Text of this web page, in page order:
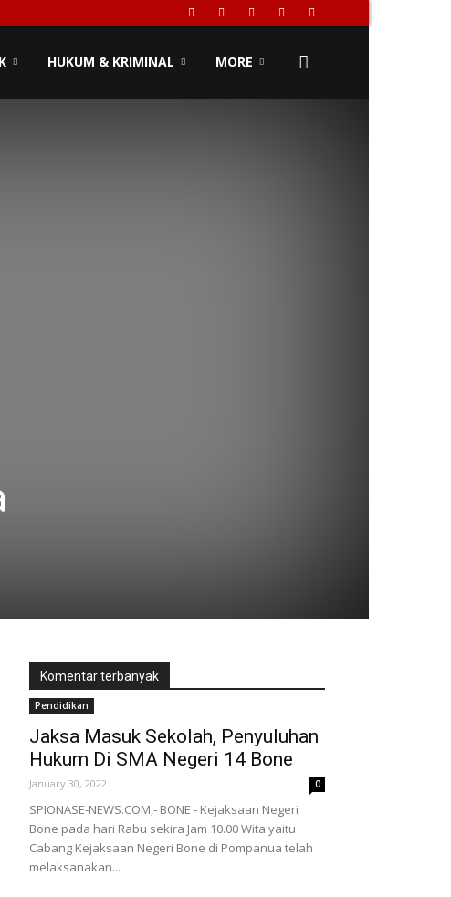
HUKUM & KRIMINAL MORE
Komentar terbanyak
Pendidikan
Jaksa Masuk Sekolah, Penyuluhan
Hukum Di SMA Negeri 14 Bone
January 30, 2022 0
SPIONASE-NEWS.COM,- BONE - Kejaksaan Negeri
Bone pada hari Rabu sekira Jam 10.00 Wita yaitu
Cabang Kejaksaan Negeri Bone di Pompanua telah
melaksanakan...